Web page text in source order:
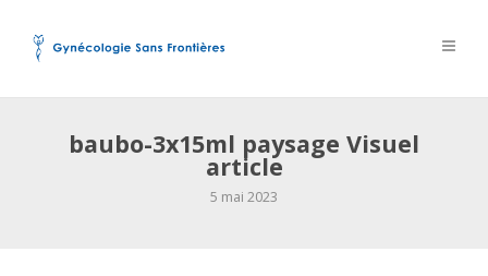
baubo-3x15ml paysage Visuel
article
5 mai 2023